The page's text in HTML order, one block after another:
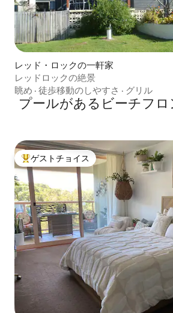
レッド・ロックの一軒家
レッドロックの絶景
眺め · 徒歩移動のしやすさ · グリル
プールがあるビーチフ
大好評のゲストチョイスです。
ゲストチョイス